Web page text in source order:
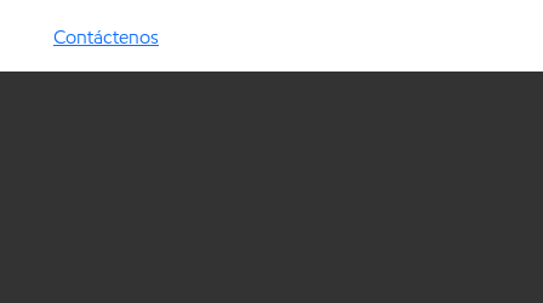
Contáctenos